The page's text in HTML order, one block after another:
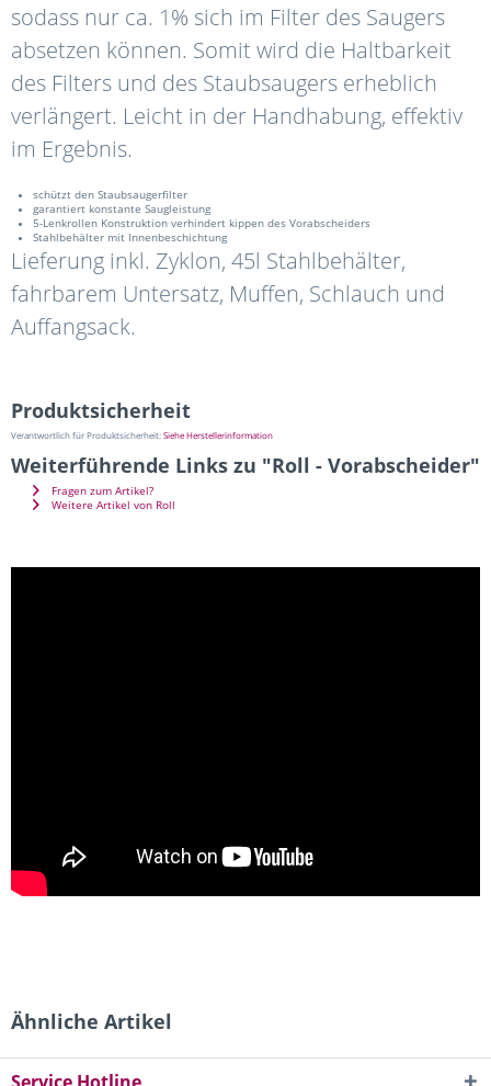
sodass nur ca. 1% sich im Filter des Saugers
absetzen können. Somit wird die Haltbarkeit
des Filters und des Staubsaugers erheblich
verlängert. Leicht in der Handhabung, effektiv
im Ergebnis.
schützt den Staubsaugerfilter
garantiert konstante Saugleistung
5-Lenkrollen Konstruktion verhindert kippen des Vorabscheiders
Stahlbehälter mit Innenbeschichtung
Lieferung inkl. Zyklon, 45l Stahlbehälter,
fahrbarem Untersatz, Muffen, Schlauch und
Auffangsack.
Produktsicherheit
Verantwortlich für Produktsicherheit:Siehe Herstellerinformation
Weiterführende Links zu "Roll - Vorabscheider"
Fragen zum Artikel?
Weitere Artikel von Roll
Ähnliche Artikel